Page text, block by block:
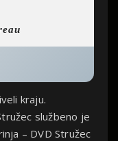
kraju.
službeno je
– DVD Stružec